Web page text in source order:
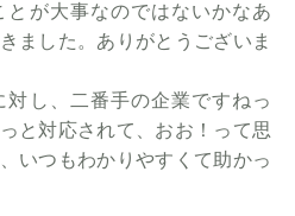
とが大事なのではないかなあ
ました。ありがとうございま
し、二番手の企業ですねっ
と対応されて、おお！って思
いつもわかりやすくて助かっ